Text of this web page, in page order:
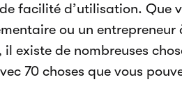
facilité d’utilisation. Que
ou un entrepreneur
existe de nombreuses
70 choses que vous